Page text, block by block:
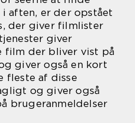
aften, er der opstået
der giver filmlister
giver
film der bliver vist på
giver også en kort
fleste af disse
og giver også
brugeranmeldelser